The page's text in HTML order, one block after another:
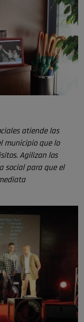
atiende las
municipio que lo
Agilizan los
social para que el